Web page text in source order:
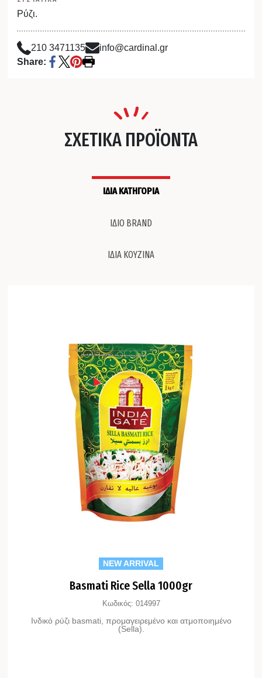
Ρύζι.
210 3471135
info@cardinal.gr
Share:
ΣΧΕΤΙΚΑ ΠΡΟΪΟΝΤΑ
ΙΔΙΑ ΚΑΤΗΓΟΡΙΑ
ΙΔΙΟ BRAND
ΙΔΙΑ ΚΟΥΖΙΝΑ
NEW ARRIVAL
Basmati Rice Sella 1000gr
Κωδικός: 014997
Ινδικό ρύζι basmati, προμαγειρεμένο και ατμοποιημένο
(Sella).